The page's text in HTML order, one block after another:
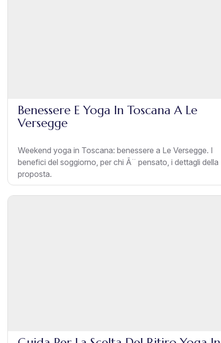
Benessere E Yoga In Toscana A Le
Versegge
Weekend yoga in Toscana: benessere a Le Versegge. I
benefici del soggiorno, per chi Ã¨ pensato, i dettagli della
proposta.